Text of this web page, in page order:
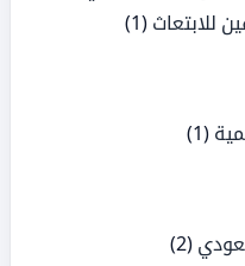
للابتعاث (1)
(1)
(2)